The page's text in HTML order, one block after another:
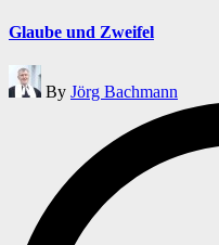
Glaube und Zweifel
Posted
by
By Jörg Bachmann